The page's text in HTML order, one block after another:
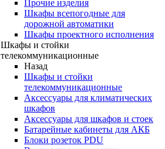
Прочие изделия
Шкафы всепогодные для
дорожной автоматики
Шкафы проектного исполнения
Шкафы и стойки
телекоммуникационные
Назад
Шкафы и стойки
телекоммуникационные
Аксессуары для климатических
шкафов
Аксессуары для шкафов и стоек
Батарейные кабинеты для АКБ
Блоки розеток PDU